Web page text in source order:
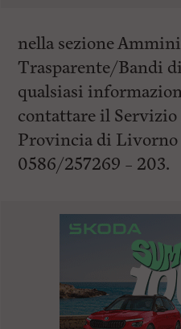
nella sezione
Trasparente/Bandi
qualsiasi
contattare il Servizio
Provincia di
0586/257269 – 203.